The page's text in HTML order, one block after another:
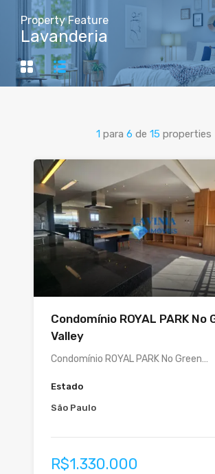
Property Feature
Lavanderia
1 para 6 de 15 properties
Condomínio ROYAL PARK No
Valley
Condomínio ROYAL PARK No Green…
Estado
São Paulo
R$1.330.000